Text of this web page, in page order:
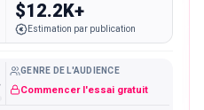
$12.2K+
Estimation par publication
GENRE DE L'AUDIENCE
Commencer l'essai gratuit